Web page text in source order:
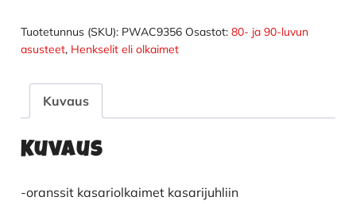
Tuotetunnus (SKU): PWAC9356 Osastot: 80- ja 90-luvun
asusteet, Henkselit eli olkaimet
Kuvaus
Kuvaus
-oranssit kasariolkaimet kasarijuhliin